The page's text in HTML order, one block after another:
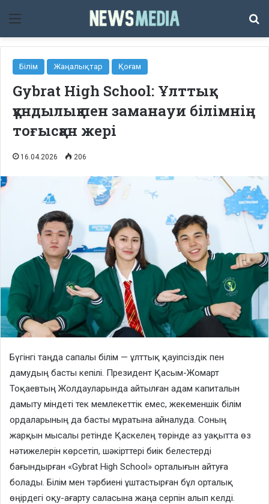
Мәзір
Білім Жаңалықтар Қоғам
Gybrat High School: Ұлттық
құндылық пен заманауи білімнің
тоғысқан жері
16.04.2026 206
Бүгінгі таңда сапалы білім — ұлттық қауіпсіздік пен
дамудың басты кепілі. Президент Қасым-Жомарт
Тоқаевтың Жолдауларында айтылған адам капиталын
дамыту міндеті тек мемлекеттік емес, жекеменшік білім
ордаларының да басты мұратына айналуда. Соның
жарқын мысалы ретінде Қаскелең төрінде аз уақытта өз
нәтижелерін көрсетіп, шәкірттері биік белестерді
бағындырған «Gybrat High School» орталығын айтуға
болады. Білім мен тәрбиені ұштастырған бұл орталық
өңірдегі оқу-ағарту саласына жаңа серпін алып келді.